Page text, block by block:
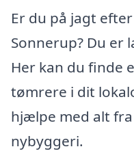
Er du på jagt
Sonnerup? Du er
Her kan du finde
tømrere i dit
hjælpe med alt
nybyggeri.